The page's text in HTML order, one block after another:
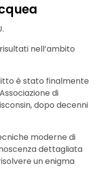
nell’ambito
è stato finalmente
di
dopo decenni
moderne di
dettagliata
un enigma